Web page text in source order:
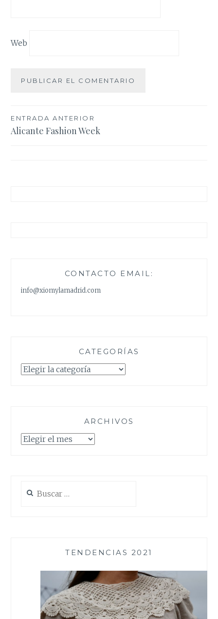
Web
Navegación
de
ENTRADA ANTERIOR
Alicante Fashion Week
CONTACTO EMAIL:
info@xiomylamadrid.com
CATEGORÍAS
Categorías
ARCHIVOS
Archivos
TENDENCIAS 2021